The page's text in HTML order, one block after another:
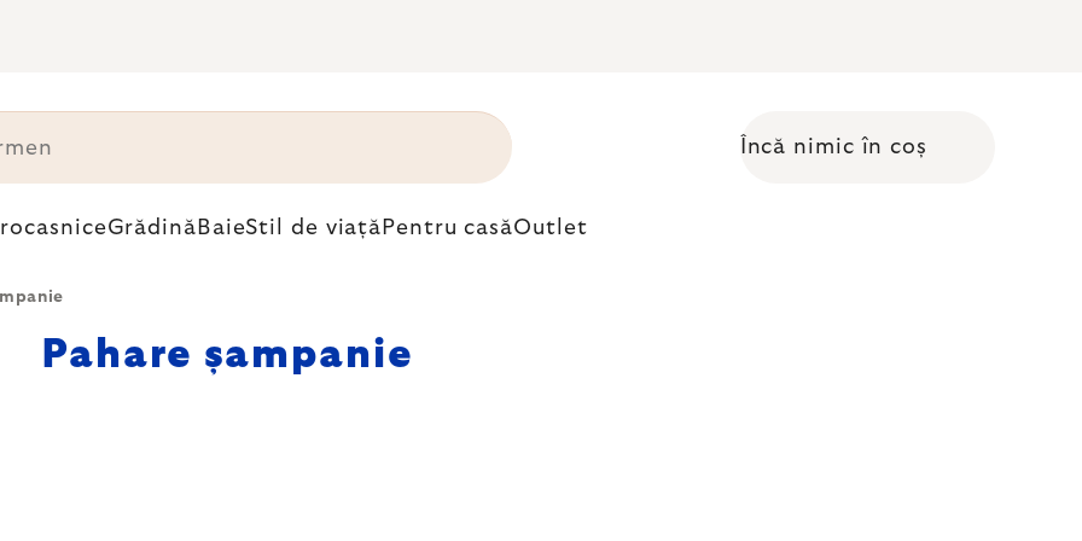
Coş de cumpărături
Încă nimic în coș
Grădină BaieStil de viață Pentru casăOutlet
Pahare șampanie